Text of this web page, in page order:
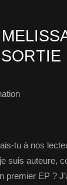
tu à nos
suis auteure,
EP ?